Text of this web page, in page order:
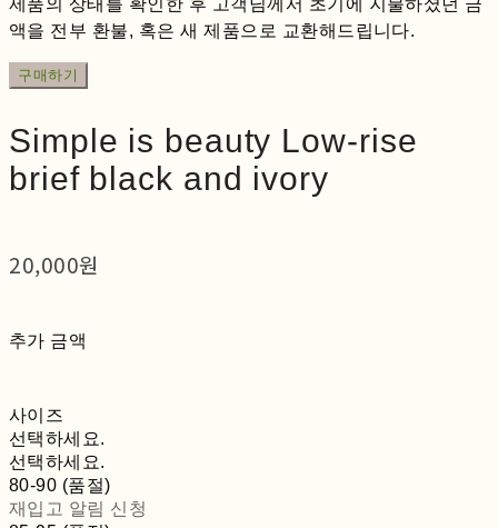
제품의 상태를 확인한 후 고객님께서 초기에 지불하셨던 금
액을 전부 환불, 혹은 새 제품으로 교환해드립니다.
구매하기
Simple is beauty Low-rise
brief black and ivory
20,000원
추가 금액
사이즈
선택하세요.
선택하세요.
80-90 (품절)
재입고 알림 신청